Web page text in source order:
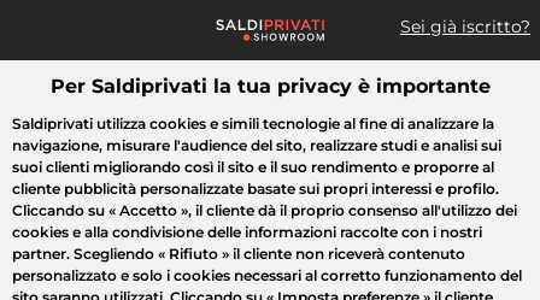
Sei già iscritto?
Cosa cerchi?
Tutte le vendite Moda Casa Bellezza Elettrodomestici
Per Saldiprivati la tua privacy è importante
Saldiprivati utilizza cookies e simili tecnologie al fine di analizzare la
navigazione, misurare l'audience del sito, realizzare studi e analisi sui
suoi clienti migliorando così il sito e il suo rendimento e proporre al
cliente pubblicità personalizzate basate sui propri interessi e profilo.
Cliccando su « Accetto », il cliente dà il proprio consenso all'utilizzo dei
cookies e alla condivisione delle informazioni raccolte con i nostri
partner. Scegliendo « Rifiuto » il cliente non riceverà contenuto
personalizzato e solo i cookies necessari al corretto funzionamento del